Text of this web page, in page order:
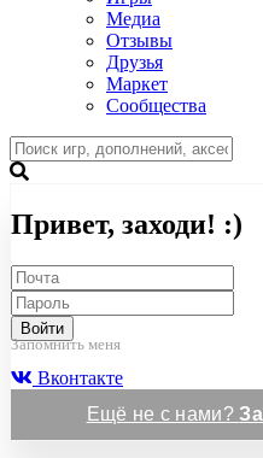
Медиа
Отзывы
Друзья
Маркет
Сообщества
Привет, заходи! :)
Войти
Запомнить меня
Вконтакте
Ещё не с нами?